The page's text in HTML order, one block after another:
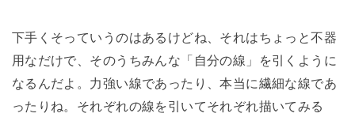
下手くそっていうのはあるけどね、それはちょっと不器
用なだけで、そのうちみんな「自分の線」を引くように
なるんだよ。 力強い線であったり、本当に繊細な線であ
ったりね。 それぞれの線を引いてそれぞれ描いてみる